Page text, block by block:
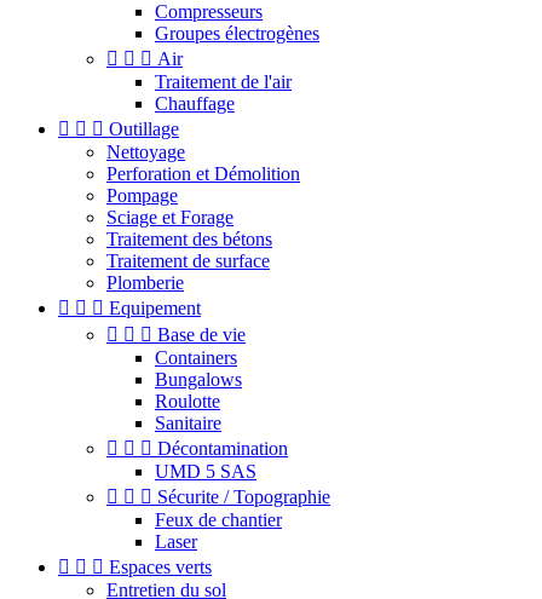
Compresseurs
Groupes électrogènes
   Air
Traitement de l'air
Chauffage
   Outillage
Nettoyage
Perforation et Démolition
Pompage
Sciage et Forage
Traitement des bétons
Traitement de surface
Plomberie
   Equipement
   Base de vie
Containers
Bungalows
Roulotte
Sanitaire
   Décontamination
UMD 5 SAS
   Sécurite / Topographie
Feux de chantier
Laser
   Espaces verts
Entretien du sol